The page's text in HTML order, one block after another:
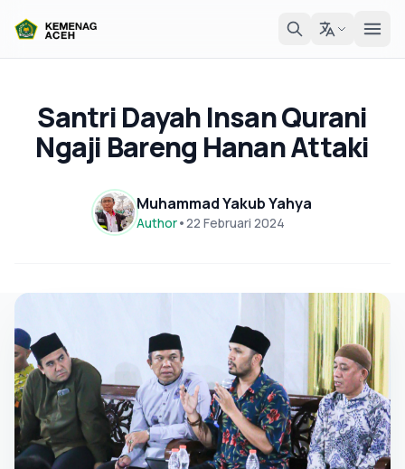
Santri Dayah Insan Qurani
Ngaji Bareng Hanan Attaki
Muhammad Yakub Yahya
Author•22 Februari 2024